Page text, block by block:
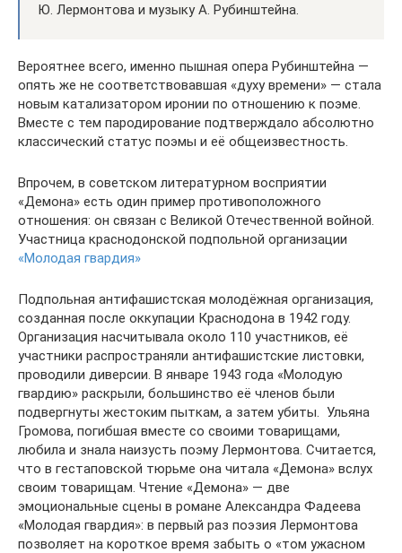
Ю. Лермонтова и музыку А. Рубинштейна.
Вероятнее всего, именно пышная опера Рубинштейна —
опять же не соответствовавшая «духу времени» — стала
новым катализатором иронии по отношению к поэме.
Вместе с тем пародирование подтверждало абсолютно
классический статус поэмы и её общеизвестность.
Впрочем, в советском литературном восприятии
«Демона» есть один пример противоположного
отношения: он связан с Великой Отечественной войной.
Участница краснодонской подпольной организации
«Молодая гвардия»
Подпольная антифашистская молодёжная организация,
созданная после оккупации Краснодона в 1942 году.
Организация насчитывала около 110 участников, её
участники распространяли антифашистские листовки,
проводили диверсии. В январе 1943 года «Молодую
гвардию» раскрыли, большинство её членов были
подвергнуты жестоким пыткам, а затем убиты. ⁠ Ульяна
Громова, погибшая вместе со своими товарищами,
любила и знала наизусть поэму Лермонтова. Считается,
что в гестаповской тюрьме она читала «Демона» вслух
своим товарищам. Чтение «Демона» — две
эмоциональные сцены в романе Александра Фадеева
«Молодая гвардия»: в первый раз поэзия Лермонтова
позволяет на короткое время забыть о «том ужасном